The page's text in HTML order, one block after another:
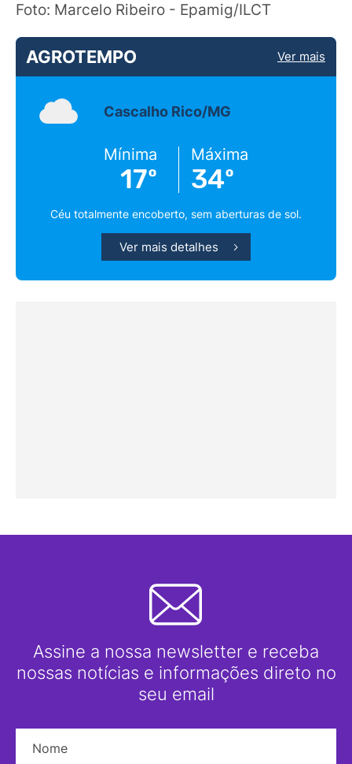
Foto: Marcelo Ribeiro - Epamig/ILCT
AGROTEMPO Ver mais
Cascalho Rico/MG
Mínima
17º
Máxima
34º
Céu totalmente encoberto, sem aberturas de sol.
Ver mais detalhes
Assine a nossa newsletter e receba
nossas notícias e informações direto no
seu email